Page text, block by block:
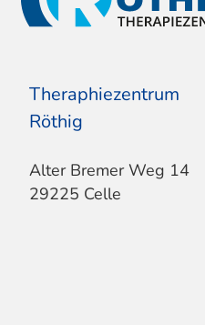
Theraphiezentrum
Röthig
Alter Bremer Weg 14
29225 Celle